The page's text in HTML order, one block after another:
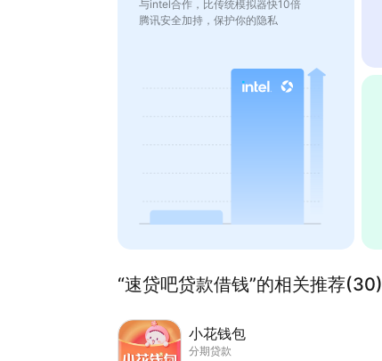
与intel合作，比传统模拟器快10倍
腾讯安全加持，保护你的隐私
“速贷吧贷款借钱”的相关推荐(30)
小花钱包
分期贷款